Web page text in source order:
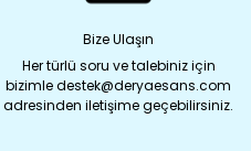
Bize Ulaşın
Her türlü soru ve talebiniz için
bizimle destek@deryaesans.com
adresinden iletişime geçebilirsiniz.